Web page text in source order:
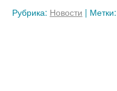
Рубрика: Новости | Метки: